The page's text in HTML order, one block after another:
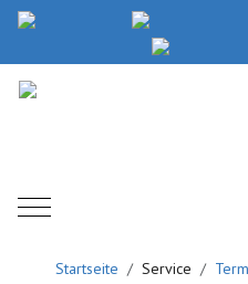
Mobile Menu Toggle
Startseite Service